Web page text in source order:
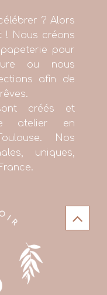
? Alors
! Nous créons
pour
ou nous
afin de
créés et
atelier en
Nos
uniques,